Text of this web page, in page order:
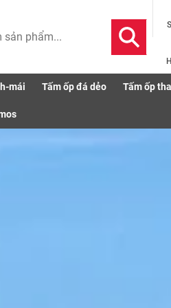
mái Tấm ốp đá dẻo Tấm ốp
giá Thi công Cảnh